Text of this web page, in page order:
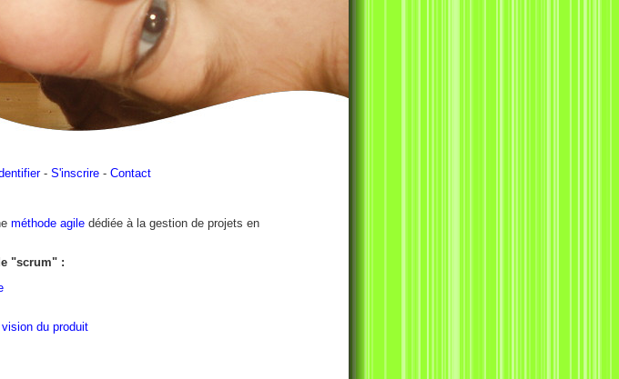
- S'inscrire - Contact
méthode agile dédiée à la gestion de projets en
"scrum" :
vision du produit